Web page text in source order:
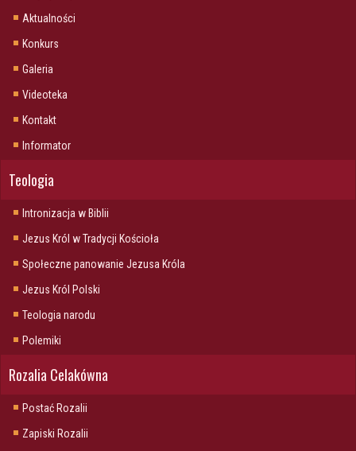
Aktualności
Konkurs
Galeria
Videoteka
Kontakt
Informator
Teologia
Intronizacja w Biblii
Jezus Król w Tradycji Kościoła
Społeczne panowanie Jezusa Króla
Jezus Król Polski
Teologia narodu
Polemiki
Rozalia Celakówna
Postać Rozalii
Zapiski Rozalii